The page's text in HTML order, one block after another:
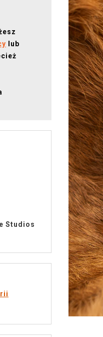
lub
Studios